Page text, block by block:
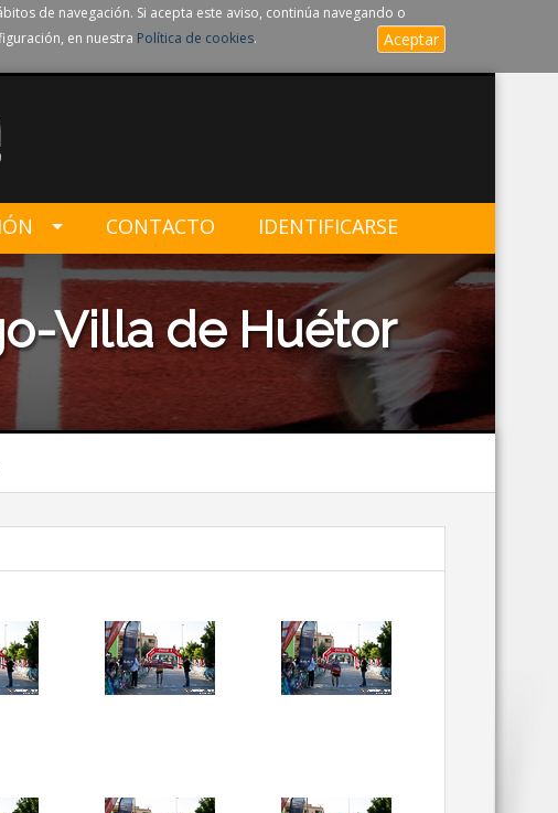
de navegación. Si acepta este aviso, continúa navegando o
en nuestra Política de cookies. Aceptar
CONTACTO IDENTIFICARSE
Villa de Huétor